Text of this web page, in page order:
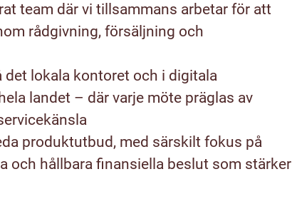
team där vi tillsammans arbetar för att
rådgivning, försäljning och
det lokala kontoret och i digitala
landet – där varje möte präglas av
produktutbud, med särskilt fokus på
och hållbara finansiella beslut som stärker